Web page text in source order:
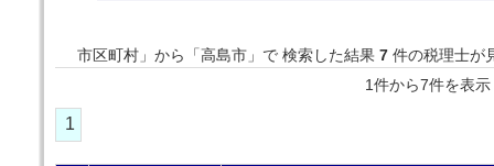
市区町村」から「高島市」で 検索した結果 7 件の税理士が
1件から7件を
1